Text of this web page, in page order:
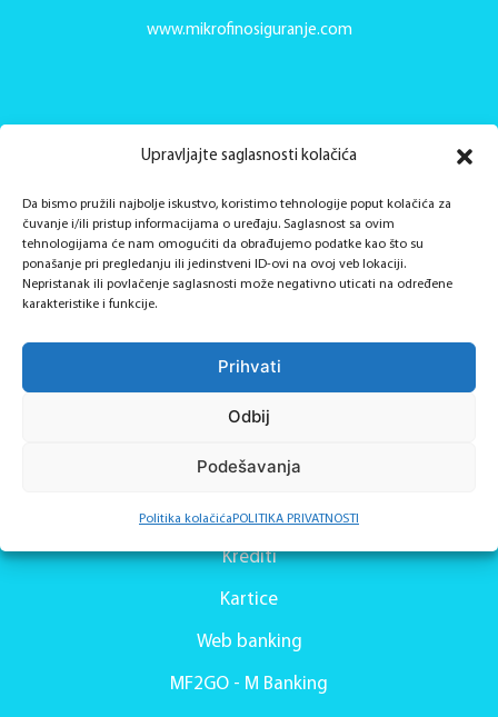
Upravljajte saglasnosti kolačića
Da bismo pružili najbolje iskustvo, koristimo tehnologije poput kolačića za
čuvanje i/ili pristup informacijama o uređaju. Saglasnost sa ovim
tehnologijama će nam omogućiti da obrađujemo podatke kao što su
ponašanje pri pregledanju ili jedinstveni ID-ovi na ovoj veb lokaciji.
Nepristanak ili povlačenje saglasnosti može negativno uticati na određene
karakteristike i funkcije.
Prihvati
Odbij
Podešavanja
Politika kolačićaPOLITIKA PRIVATNOSTI
www.mikrofinosiguranje.com
Biznis
Krediti
Računi
MF2GO - M Banking
Stanovništvo
Štednja
Krediti
Kartice
Web banking
MF2GO - M Banking